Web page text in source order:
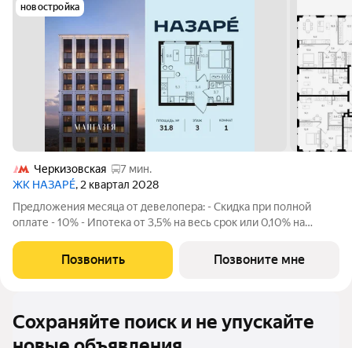
новостройка
Черкизовская
7 мин.
ЖК НАЗАРÉ, 2 квартал 2028
Предложения месяца от девелопера: - Скидка при полной
оплате - 10% - Ипотека от 3,5% на весь срок или 0,10% на
проживанием на время строительства дома Просторная 1-
комнатная квартира. Общая площадь -
Позвонить Позвоните мне
Сохраняйте поиск и не упускайте